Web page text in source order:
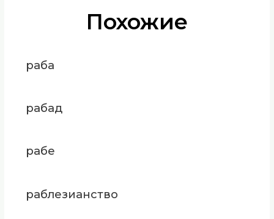
Похожие
раба
рабад
рабе
раблезианство